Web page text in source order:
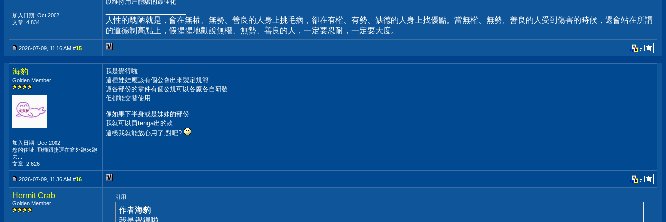
加入日期: Oct 2002
文章: 4,834
以維持用戶體驗的最佳化
人性的醜陋就是，會在無權、無勢、善良的人身上挑毛病，卻在有權、有勢、缺德的人身上找優點。當無權、無勢、善良的人受到傷害的時候，還會站在所謂
的道德制高點上，假惺惺地勸說無權、無勢、善良的人，一定要忍耐，一定要大度。
2026-07-09, 11:16 AM #15
海豹
Golden Member
加入日期: Dec 2002
您的住址: 飛機跟捷運在窗外跑來跑
去...
文章: 2,626
我是覺得啦
這種娃娃應該有個公會出來製定規範
讓各部份的零件有個公規可以各廠各自研發
但都能交替使用
像如果下半身或是妹妹的部份
我就可以買tenga出的款
這樣我就能放心用了,對吧?
2026-07-09, 11:36 AM #16
Hermit Crab
Golden Member
引用:
作者海豹
我是覺得啦